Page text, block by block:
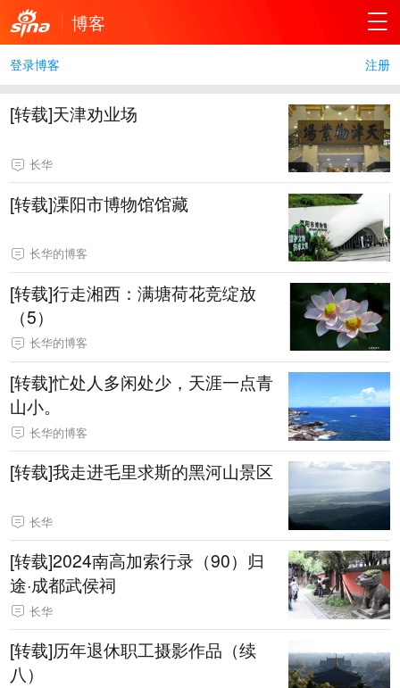
博客
登录博客 注册
[转载]天津劝业场
长华
[转载]溧阳市博物馆馆藏
长华的博客
[转载]行走湘西：满塘荷花竞绽放
（5）
长华的博客
[转载]忙处人多闲处少，天涯一点青
山小。
长华的博客
[转载]我走进毛里求斯的黑河山景区
长华
[转载]2024南高加索行录（90）归
途·成都武侯祠
长华
[转载]历年退休职工摄影作品（续
八）